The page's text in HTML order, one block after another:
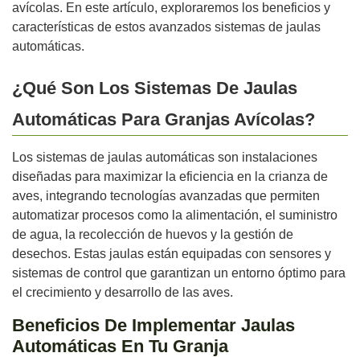
avícolas. En este artículo, exploraremos los beneficios y
características de estos avanzados sistemas de jaulas
automáticas.
¿Qué Son Los Sistemas De Jaulas
Automáticas Para Granjas Avícolas?
Los sistemas de jaulas automáticas son instalaciones
diseñadas para maximizar la eficiencia en la crianza de
aves, integrando tecnologías avanzadas que permiten
automatizar procesos como la alimentación, el suministro
de agua, la recolección de huevos y la gestión de
desechos. Estas jaulas están equipadas con sensores y
sistemas de control que garantizan un entorno óptimo para
el crecimiento y desarrollo de las aves.
Beneficios De Implementar Jaulas
Automáticas En Tu Granja